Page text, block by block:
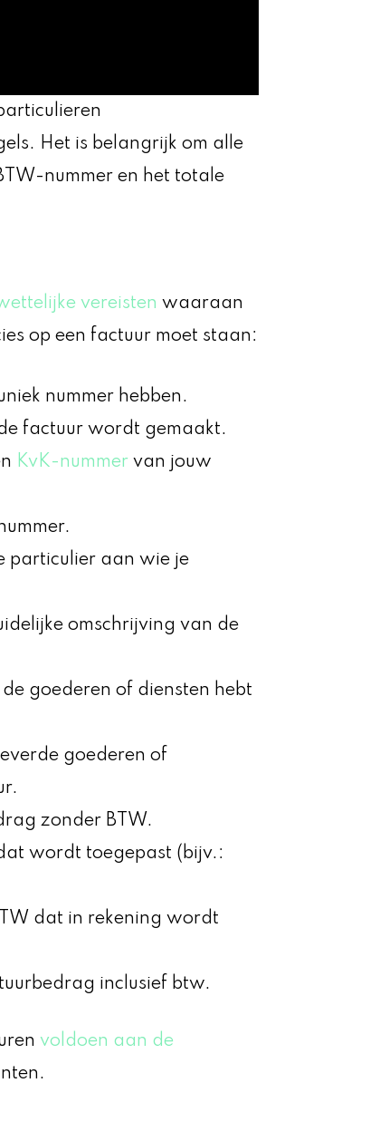
Het is belangrijk om alle
nummer en het totale
vereisten waaraan
op een factuur moet staan:
nummer hebben.
factuur wordt gemaakt.
KvK-nummer van jouw
particulier aan wie je
omschrijving van de
goederen of diensten hebt
goederen of
zonder BTW.
wordt toegepast (bijv.:
dat in rekening wordt
inclusief btw.
voldoen aan de